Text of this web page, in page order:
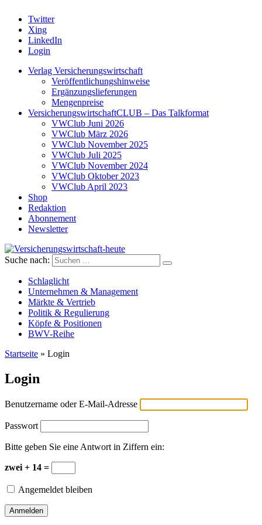
Twitter
Xing
LinkedIn
Login
Verlag Versicherungswirtschaft
Veröffentlichungshinweise
Ergänzungslieferungen
Mengenpreise
VersicherungswirtschaftCLUB – Das Talkformat
VWClub Juni 2026
VWClub März 2026
VWClub November 2025
VWClub Juli 2025
VWClub November 2024
VWClub Oktober 2023
VWClub April 2023
Shop
Redaktion
Abonnement
Newsletter
Versicherungswirtschaft-heute
Suche nach:
Schlaglicht
Unternehmen & Management
Märkte & Vertrieb
Politik & Regulierung
Köpfe & Positionen
BWV-Reihe
Startseite » Login
Login
Benutzername oder E-Mail-Adresse
Passwort
Bitte geben Sie eine Antwort in Ziffern ein:
zwei + 14 =
Angemeldet bleiben